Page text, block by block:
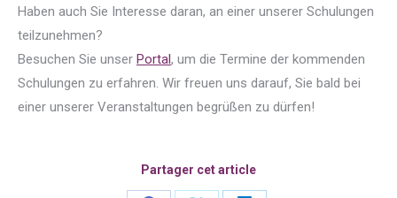
Haben auch Sie Interesse daran, an einer unserer Schulungen
teilzunehmen?
Besuchen Sie unser Portal, um die Termine der kommenden
Schulungen zu erfahren. Wir freuen uns darauf, Sie bald bei
einer unserer Veranstaltungen begrüßen zu dürfen!
Partager cet article